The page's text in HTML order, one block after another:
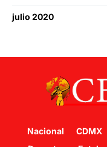
julio 2020
Nacional CDMX